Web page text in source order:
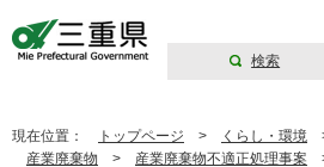
検索
現在位置： トップページ > くらし・環境
産業廃棄物 > 産業廃棄物不適正処理事案